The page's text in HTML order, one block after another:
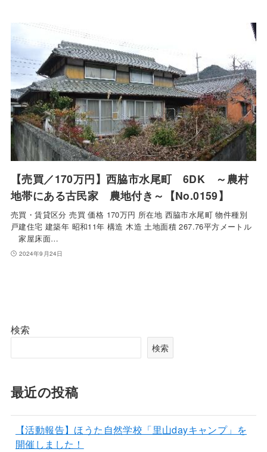
【売買／170万円】西脇市水尾町 6DK ～農村
地帯にある古民家 農地付き～【No.0159】
売買・賃貸区分 売買 価格 170万円 所在地 西脇市水尾町 物件種別
戸建住宅 建築年 昭和11年 構造 木造 土地面積 267.76平方メートル
家屋床面…
2024年9月24日
検索
検索
最近の投稿
【活動報告】ほうた自然学校「里山dayキャンプ」を
開催しました！